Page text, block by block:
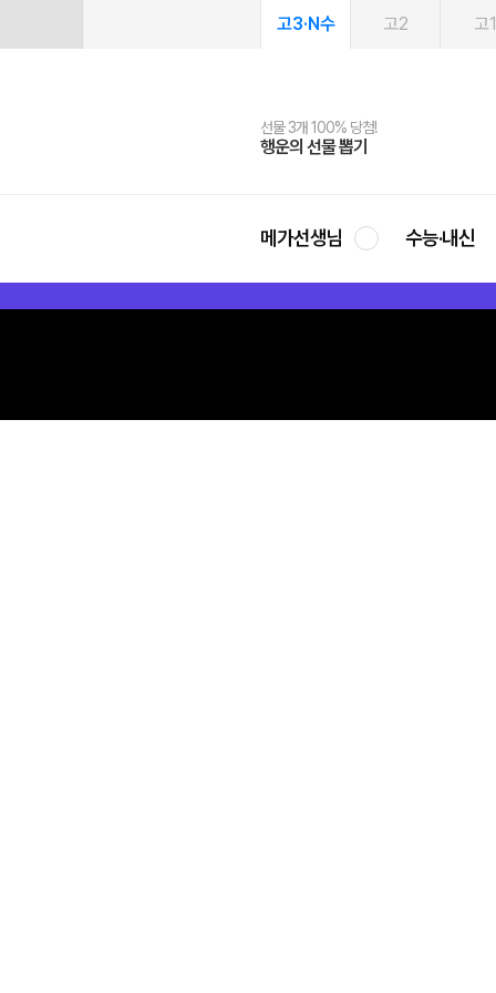
고3·N수 고2 고1
선물 3개 100% 당첨!
행운의 선물 뽑기
선물 100% 증정!
메가스터디 X 올리브
여름방학 스터디 캐시백
메가런 썸머스쿨
2027 러셀 단과
강사 공개선발
스마트러닝앱
설문 EVENT
메가패스
3일 무료 체험권
메가패스 수강생 무료혜택!
메가클럽 멤버십
사회공헌 캠페인
희망이룸 메가나눔
메가선생님 수능·내신